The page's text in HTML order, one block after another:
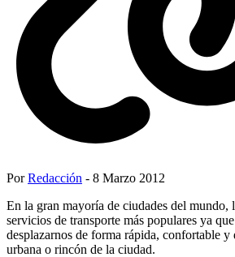
PorRedacción - 8 Marzo 2012
En la gran mayoría de ciudades del mundo,
servicios de transporte más populares ya
desplazarnos de forma rápida, confortable y
urbana o rincón de la ciudad.